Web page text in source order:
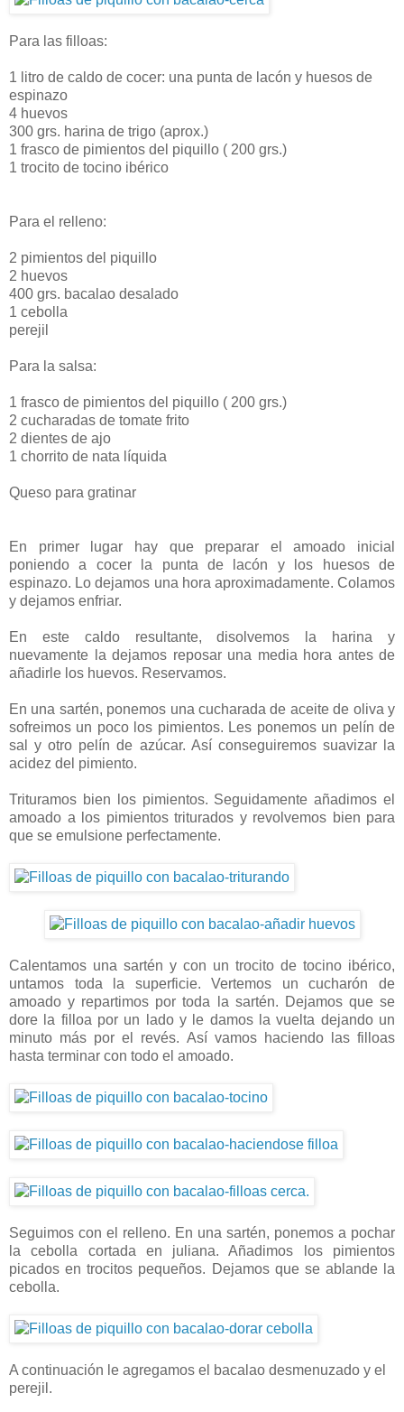
Para las filloas:
1 litro de caldo de cocer: una punta de lacón y huesos de
espinazo
4 huevos
300 grs. harina de trigo (aprox.)
1 frasco de pimientos del piquillo ( 200 grs.)
1 trocito de tocino ibérico
Para el relleno:
2 pimientos del piquillo
2 huevos
400 grs. bacalao desalado
1 cebolla
perejil
Para la salsa:
1 frasco de pimientos del piquillo ( 200 grs.)
2 cucharadas de tomate frito
2 dientes de ajo
1 chorrito de nata líquida
Queso para gratinar
En primer lugar hay que preparar el amoado inicial
poniendo a cocer la punta de lacón y los huesos de
espinazo. Lo dejamos una hora aproximadamente. Colamos
y dejamos enfriar.
En este caldo resultante, disolvemos la harina y
nuevamente la dejamos reposar una media hora antes de
añadirle los huevos. Reservamos.
En una sartén, ponemos una cucharada de aceite de oliva y
sofreimos un poco los pimientos. Les ponemos un pelín de
sal y otro pelín de azúcar. Así conseguiremos suavizar la
acidez del pimiento.
Trituramos bien los pimientos. Seguidamente añadimos el
amoado a los pimientos triturados y revolvemos bien para
que se emulsione perfectamente.
Calentamos una sartén y con un trocito de tocino ibérico,
untamos toda la superficie. Vertemos un cucharón de
amoado y repartimos por toda la sartén. Dejamos que se
dore la filloa por un lado y le damos la vuelta dejando un
minuto más por el revés. Así vamos haciendo las filloas
hasta terminar con todo el amoado.
Seguimos con el relleno. En una sartén, ponemos a pochar
la cebolla cortada en juliana. Añadimos los pimientos
picados en trocitos pequeños. Dejamos que se ablande la
cebolla.
A continuación le agregamos el bacalao desmenuzado y el
perejil.